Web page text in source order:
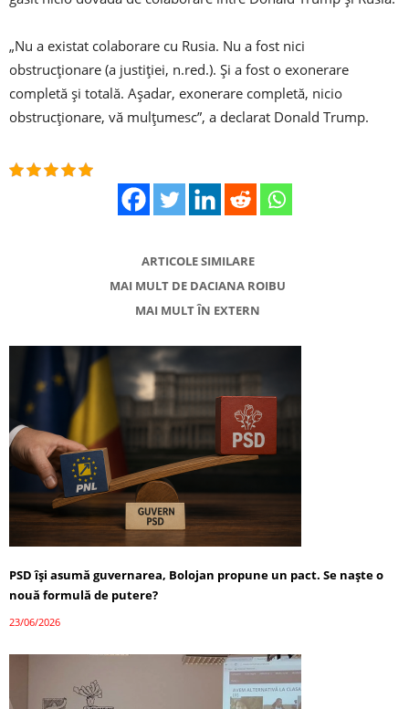
„Nu a existat colaborare cu Rusia. Nu a fost nici
obstrucţionare (a justiţiei, n.red.). Şi a fost o exonerare
completă şi totală. Aşadar, exonerare completă, nicio
obstrucţionare, vă mulţumesc”, a declarat Donald Trump.
ARTICOLE SIMILARE
MAI MULT DE DACIANA ROIBU
MAI MULT ÎN EXTERN
PSD își asumă guvernarea, Bolojan propune un pact. Se naște o
nouă formulă de putere?
23/06/2026